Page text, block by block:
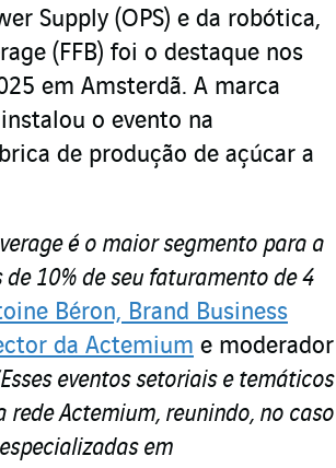
Supply (OPS) e da robótica,
(FFB) foi o destaque nos
em Amsterdã. A marca
o evento na
de produção de açúcar a
é o maior segmento para a
10% de seu faturamento de 4
Béron, Brand Business
da Actemium e moderador
eventos setoriais e temáticos
rede Actemium, reunindo, no caso
em